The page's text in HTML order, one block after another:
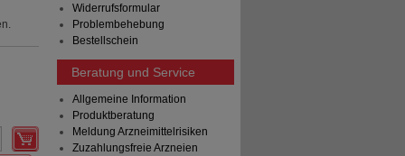
Widerrufsformular
Problembehebung
Bestellschein
Beratung und Service
Allgemeine Information
Produktberatung
Meldung Arzneimittelrisiken
Zuzahlungsfreie Arzneien